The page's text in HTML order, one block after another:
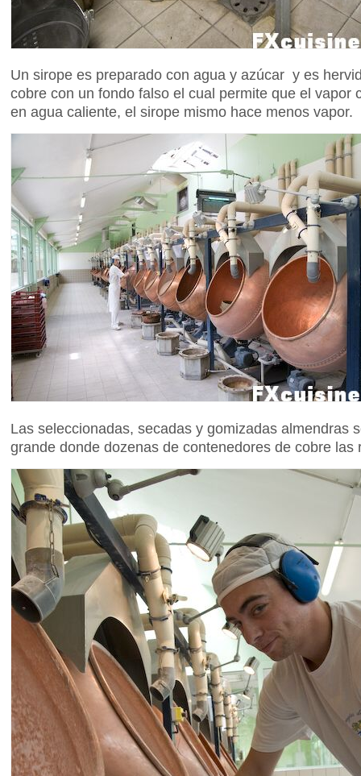
Un sirope es preparado con agua y azúcar y es
cobre con un fondo falso el cual permite que el vapor
en agua caliente, el sirope mismo hace menos vapor.
Las seleccionadas, secadas y gomizadas almendras
grande donde dozenas de contenedores de cobre las